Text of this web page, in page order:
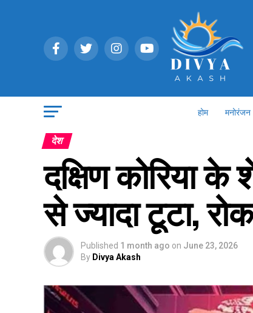
होम मनोरंजन
देश
दक्षिण कोरिया
से ज्यादा टूटा,
Published 1 month ago on June 23, 2026
By Divya Akash